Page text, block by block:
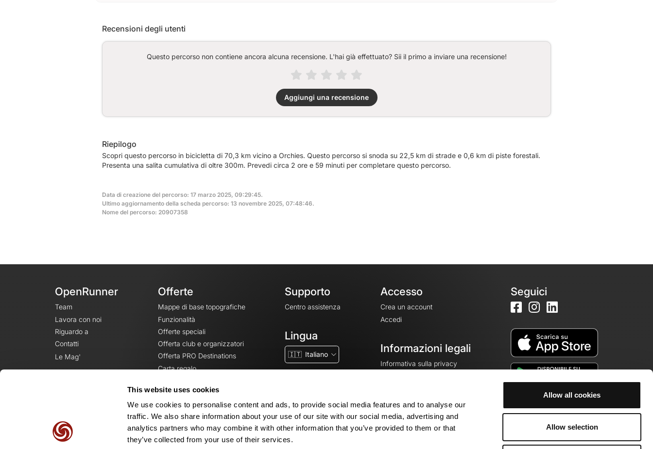
This website uses cookies
We use cookies to personalise content and ads, to provide social media features and to analyse our
traffic. We also share information about your use of our site with our social media, advertising and
analytics partners who may combine it with other information that you’ve provided to them or that
they’ve collected from your use of their services.
Allow all cookies
Allow selection
Recensioni degli utenti
Questo percorso non contiene ancora alcuna recensione. L'hai già effettuato? Sii il primo a inviare una recensione!
Aggiungi una recensione
Riepilogo
Scopri questo percorso in bicicletta di 70,3 km vicino a Orchies. Questo percorso si snoda su 22,5 km di strade e 0,6 km di piste forestali.
Presenta una salita cumulativa di oltre 300m. Prevedi circa 2 ore e 59 minuti per completare questo percorso.
Data di creazione del percorso: 17 marzo 2025, 09:29:45.
Ultimo aggiornamento della scheda percorso: 13 novembre 2025, 07:48:46.
Nome del percorso: 20907358
OpenRunner
Team
Lavora con noi
Riguardo a
Contatti
Le Mag'
Offerte
Mappe di base topografiche
Funzionalità
Offerte speciali
Offerta club e organizzatori
Offerta PRO Destinations
Carta regalo
Supporto
Centro assistenza
Lingua
🇮🇹 Italiano
Accesso
Crea un account
Accedi
Informazioni legali
Informativa sulla privacy
Impostazioni dei cookie
Seguici